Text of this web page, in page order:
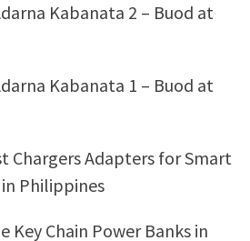
Kabanata 2 – Buod at
Kabanata 1 – Buod at
Chargers Adapters for Smart
Philippines
Key Chain Power Banks in